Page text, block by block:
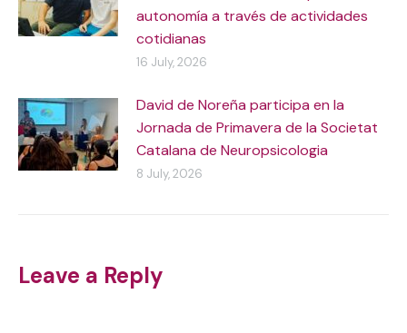
autonomía a través de actividades
cotidianas
16 July, 2026
David de Noreña participa en la
Jornada de Primavera de la Societat
Catalana de Neuropsicologia
8 July, 2026
Leave a Reply